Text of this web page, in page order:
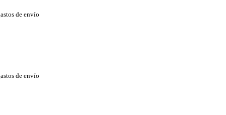
de envío
de envío